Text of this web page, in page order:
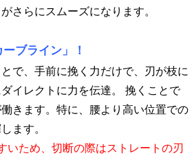
さらにスムーズになります。
ブライン」！
で、手前に挽く力だけで、刃が枝に
イレクトに力を伝達。 挽くことで
きます。特に、腰より高い位置での
ます。
いため、切断の際はストレートの刃